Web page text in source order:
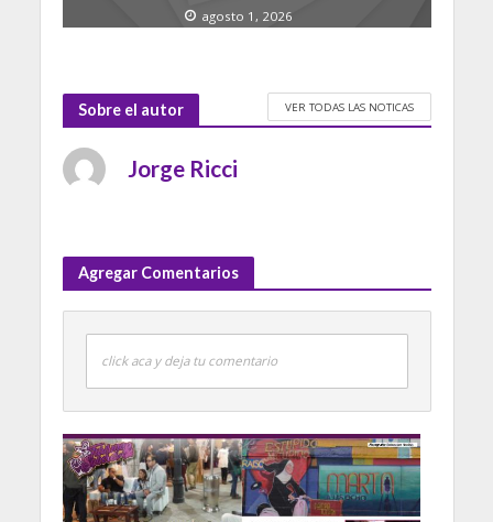
agosto 1, 2026
Sobre el autor VER TODAS LAS NOTICAS
Jorge Ricci
Agregar Comentarios
click aca y deja tu comentario